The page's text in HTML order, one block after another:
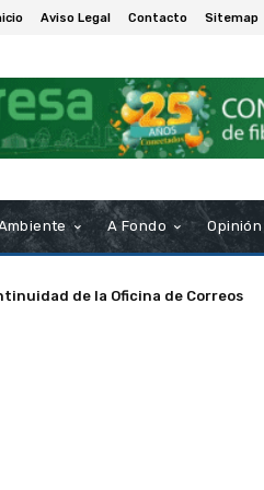
Aviso Legal Contacto Sitemap
A Fondo Opinión
de la Oficina de Correos